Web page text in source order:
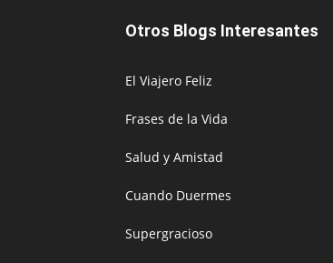
Otros Blogs Interesantes
El Viajero Feliz
Frases de la Vida
Salud y Amistad
Cuando Duermes
Supergracioso